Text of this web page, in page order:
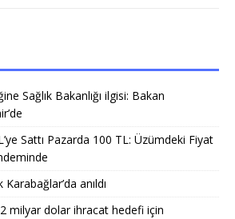
Sağlık Bakanlığı ilgisi: Bakan
Sattı Pazarda 100 TL: Üzümdeki Fiyat
anıldı
milyar dolar ihracat hedefi için